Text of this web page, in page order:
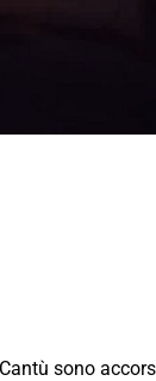
sono